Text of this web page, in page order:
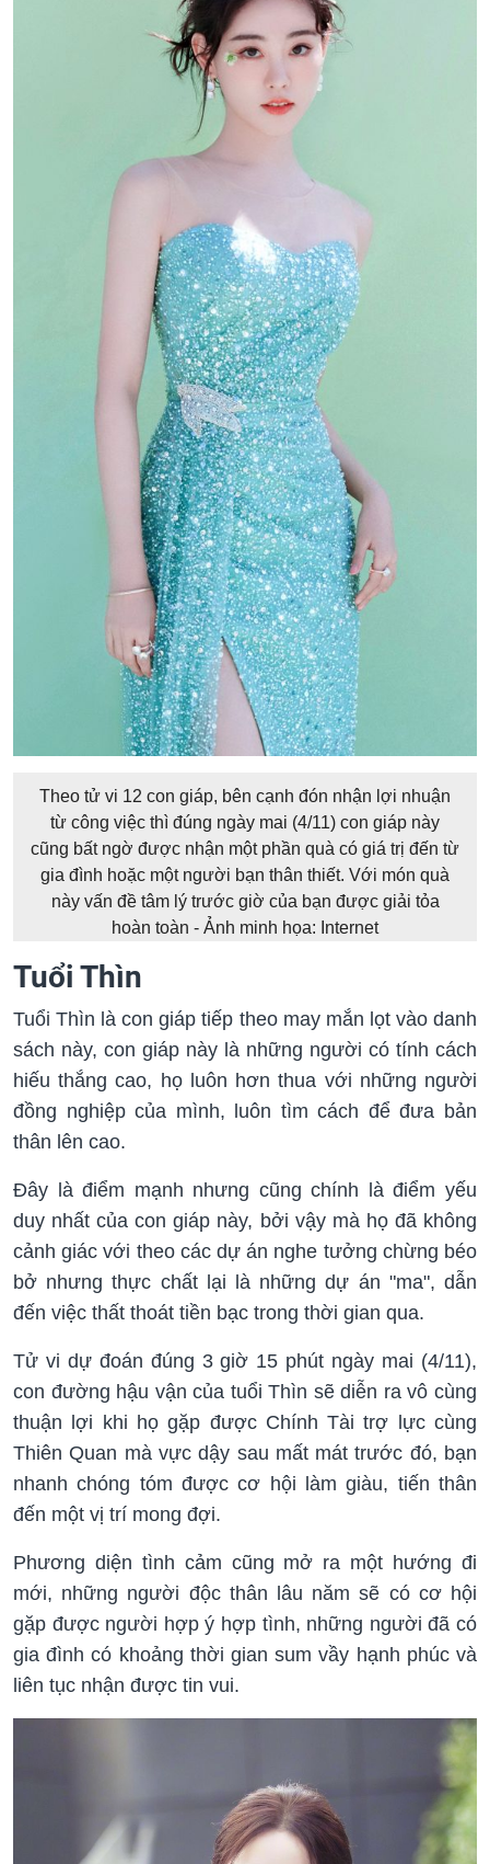
Theo tử vi 12 con giáp, bên cạnh đón nhận lợi nhuận
từ công việc thì đúng ngày mai (4/11) con giáp này
cũng bất ngờ được nhận một phần quà có giá trị đến từ
gia đình hoặc một người bạn thân thiết. Với món quà
này vấn đề tâm lý trước giờ của bạn được giải tỏa
hoàn toàn - Ảnh minh họa: Internet
Tuổi Thìn
Tuổi Thìn là con giáp tiếp theo may mắn lọt vào danh
sách này, con giáp này là những người có tính cách
hiếu thắng cao, họ luôn hơn thua với những người
đồng nghiệp của mình, luôn tìm cách để đưa bản
thân lên cao.
Đây là điểm mạnh nhưng cũng chính là điểm yếu
duy nhất của con giáp này, bởi vậy mà họ đã không
cảnh giác với theo các dự án nghe tưởng chừng béo
bở nhưng thực chất lại là những dự án "ma", dẫn
đến việc thất thoát tiền bạc trong thời gian qua.
Tử vi dự đoán đúng 3 giờ 15 phút ngày mai (4/11),
con đường hậu vận của tuổi Thìn sẽ diễn ra vô cùng
thuận lợi khi họ gặp được Chính Tài trợ lực cùng
Thiên Quan mà vực dậy sau mất mát trước đó, bạn
nhanh chóng tóm được cơ hội làm giàu, tiến thân
đến một vị trí mong đợi.
Phương diện tình cảm cũng mở ra một hướng đi
mới, những người độc thân lâu năm sẽ có cơ hội
gặp được người hợp ý hợp tình, những người đã có
gia đình có khoảng thời gian sum vầy hạnh phúc và
liên tục nhận được tin vui.